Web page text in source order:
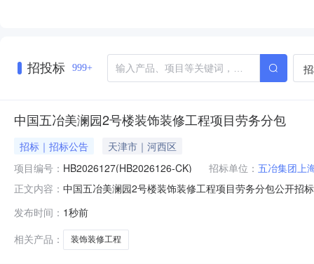
招投标 999+
中国五冶美澜园2号楼装饰装修工程项目劳务分包
招标｜招标公告
天津市｜河西区
项目编号： HB2026127(HB2026126-CK) 招标单位： 五冶集团上
正文内容： 中国五冶美澜园2号楼装饰装修工程项目劳务分包公开招
限公司美澜园2号楼装饰装修工程项目劳务分包招标通
发布时间： 1秒前
相关产品：
装饰装修工程